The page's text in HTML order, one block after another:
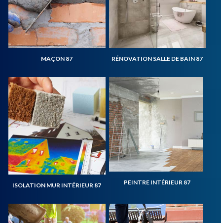
MAÇON 87 RÉNOVATION SALLE DE BAIN 87
ISOLATION MUR INTÉRIEUR 87 PEINTRE INTÉRIEUR 87